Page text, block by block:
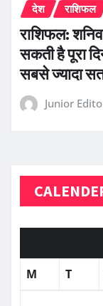
देश राशिफल
राशिफल:
सकती है पूरा
सबसे ज्यादा
Junior
M
T